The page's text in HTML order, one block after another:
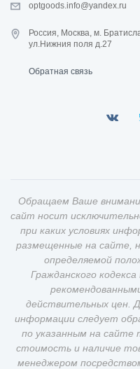
optgoods.info@yandex.ru
Россия, Москва, м.
ул.Нижния поля д.27
Обратная связь
Обращаем Ваше
сайт носит
при каких условиях
размещенные на сайте,
определяемой
Гражданского
действительных цен.
информации следует
по указанным на сайте
стоимость и наличие
менеджером